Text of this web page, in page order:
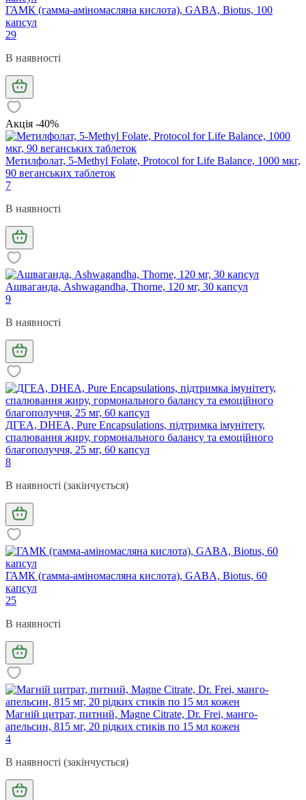
ГАМК (гамма-аміномасляна кислота), GABA, Biotus, 100
капсул
29
В наявності
Акція -40%
Метилфолат, 5-Methyl Folate, Protocol for Life Balance, 1000 мкг,
90 веганських таблеток
7
В наявності
Ашваганда, Ashwagandha, Thorne, 120 мг, 30 капсул
9
В наявності
ДГЕА, DHEA, Pure Encapsulations, підтримка імунітету,
спалювання жиру, гормонального балансу та емоційного
благополуччя, 25 мг, 60 капсул
8
В наявності (закінчується)
ГАМК (гамма-аміномасляна кислота), GABA, Biotus, 60
капсул
25
В наявності
Магній цитрат, питний, Magne Citrate, Dr. Frei, манго-
апельсин, 815 мг, 20 рідких стиків по 15 мл кожен
4
В наявності (закінчується)